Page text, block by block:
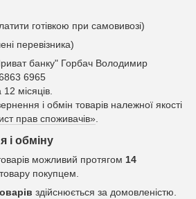
готівкою при самовивозі)
перевізника)
банку" Горбач Володимир
6965
місяців.
і обмін товарів належної якості
прав споживачів»
і обміну
можливий протягом 14
покупцем.
здійснюється за домовленістю.